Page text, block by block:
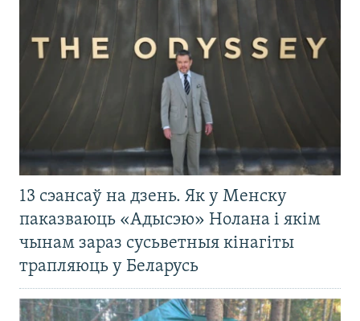
13 сэансаў на дзень. Як у Менску
паказваюць «Адысэю» Нолана і якім
чынам зараз сусьветныя кінагіты
трапляюць у Беларусь